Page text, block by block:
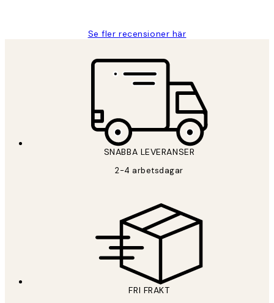
Se fler recensioner här
SNABBA LEVERANSER
2-4 arbetsdagar
FRI FRAKT